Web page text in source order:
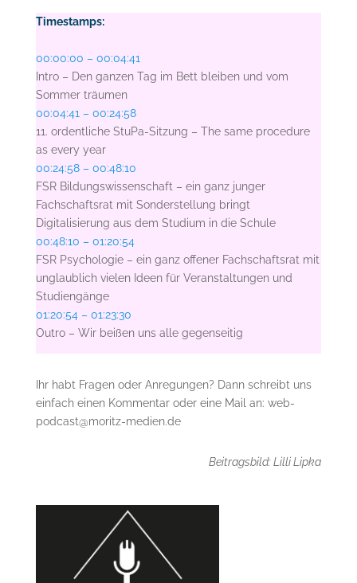
Timestamps:
00:00:00 – 00:04:41
Intro – Den ganzen Tag im Bett bleiben und vom
Sommer träumen
00:04:41 – 00:24:58
11. ordentliche StuPa-Sitzung – The same procedure
as every year
00:24:58 – 00:48:10
FSR Bildungswissenschaft – ein ganz junger
Fachschaftsrat mit Sonderstellung bringt
Digitalisierung aus dem Studium in die Schule
00:48:10 – 01:20:54
FSR Psychologie – ein ganz offener Fachschaftsrat mit
unglaublich vielen Ideen für Veranstaltungen und
Studiengänge
01:20:54 – 01:23:30
Outro – Wir beißen uns alle gegenseitig
Ihr habt Fragen oder Anregungen? Dann schreibt uns
einfach einen Kommentar oder eine Mail an: web-
podcast@moritz-medien.de
Beitragsbild: Lilli Lipka